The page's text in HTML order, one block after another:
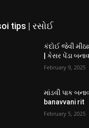
tips | રસોઈ
કંદોઈ જેવી
| કેસર પેંડા
February 9, 2025
માંડવી પાક
banavvani rit
February 5, 2025